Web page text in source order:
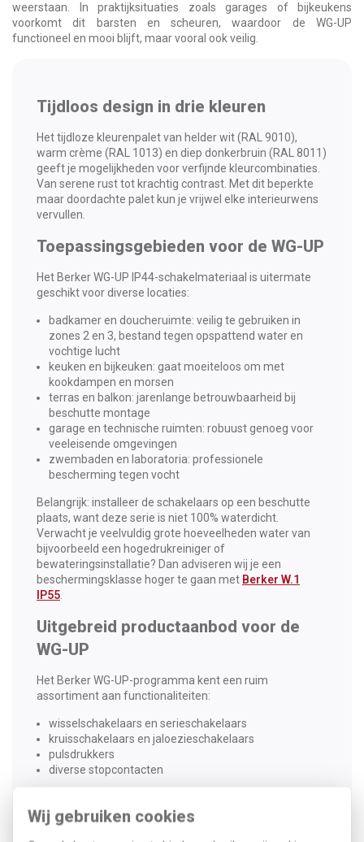
Wij gebruiken cookies
weerstaan. In praktijksituaties zoals garages of bijkeukens
voorkomt dit barsten en scheuren, waardoor de WG-UP
functioneel en mooi blijft, maar vooral ook veilig.
Tijdloos design in drie kleuren
Het tijdloze kleurenpalet van helder wit (RAL 9010),
warm crème (RAL 1013) en diep donkerbruin (RAL 8011)
geeft je mogelijkheden voor verfijnde kleurcombinaties.
Van serene rust tot krachtig contrast. Met dit beperkte
maar doordachte palet kun je vrijwel elke interieurwens
vervullen.
Toepassingsgebieden voor de WG-UP
Het Berker WG-UP IP44-schakelmateriaal is uitermate
geschikt voor diverse locaties:
badkamer en doucheruimte: veilig te gebruiken in
zones 2 en 3, bestand tegen opspattend water en
vochtige lucht
keuken en bijkeuken: gaat moeiteloos om met
kookdampen en morsen
terras en balkon: jarenlange betrouwbaarheid bij
beschutte montage
garage en technische ruimten: robuust genoeg voor
veeleisende omgevingen
zwembaden en laboratoria: professionele
bescherming tegen vocht
Belangrijk: installeer de schakelaars op een beschutte
plaats, want deze serie is niet 100% waterdicht.
Verwacht je veelvuldig grote hoeveelheden water van
bijvoorbeeld een hogedrukreiniger of
bewateringsinstallatie? Dan adviseren wij je een
beschermingsklasse hoger te gaan met Berker W.1
IP55.
Uitgebreid productaanbod voor de
WG-UP
Het Berker WG-UP-programma kent een ruim
assortiment aan functionaliteiten:
wisselschakelaars en serieschakelaars
kruisschakelaars en jaloezieschakelaars
pulsdrukkers
diverse stopcontacten
tekstveld beschikbaar, handig voor duidelijke
identificatie. Wandcontactdozen met randaarde en